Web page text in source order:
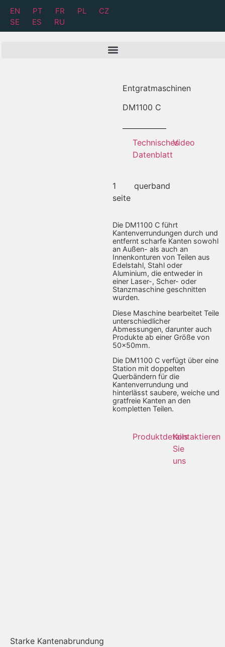
EN PT FR PL
CZ
SE
ES RU
Entgratmaschinen
DM1100 C
Technisches
Datenblatt
Video
1
seite
querband
Die DM1100 C führt
Kantenverrundungen durch und
entfernt scharfe Kanten sowohl
an Außen- als auch an
Innenkonturen von Teilen aus
Edelstahl, Stahl oder
Aluminium, die entweder in
einer Laser-, Scher- oder
Stanzmaschine geschnitten
wurden.
Diese Maschine bearbeitet Teile
unterschiedlicher
Abmessungen, darunter auch
Produkte ab einer Größe von
50x50mm.
Die DM1100 C verfügt über eine
Station mit doppelten
Querbändern für die
Kantenverrundung und
hinterlässt saubere, weiche und
gratfreie Kanten an den
kompletten Teilen.
ProduktdetailsKontaktieren
Sie
uns
Starke Kantenabrundung